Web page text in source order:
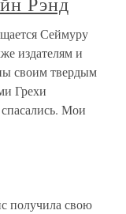
Сеймуру
издателям и
своим твердым
Грехи
Мои
получила свою